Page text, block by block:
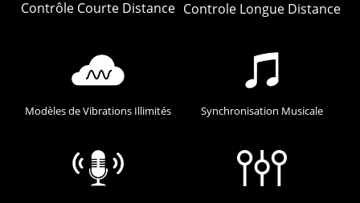
Contrôle Courte Distance Controle Longue Distance
Modèles de Vibrations Illimités Synchronisation Musicale